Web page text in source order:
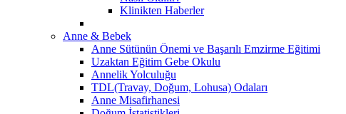
Klinikten Haberler
Anne & Bebek
Anne Sütünün Önemi ve Başarılı Emzirme Eğitimi
Uzaktan Eğitim Gebe Okulu
Annelik Yolculuğu
TDL(Travay, Doğum, Lohusa) Odaları
Anne Misafirhanesi